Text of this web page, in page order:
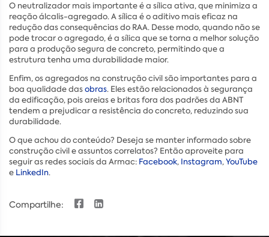
O neutralizador mais importante é a sílica ativa, que minimiza a
reação álcalis-agregado. A sílica é o aditivo mais eficaz na
redução das consequências do RAA. Desse modo, quando não se
pode trocar o agregado, é a sílica que se torna a melhor solução
para a produção segura de concreto, permitindo que a
estrutura tenha uma durabilidade maior.
Enfim, os agregados na construção civil são importantes para a
boa qualidade dasobras. Eles estão relacionados à segurança
da edificação, pois areias e britas fora dos padrões da ABNT
tendem a prejudicar a resistência do concreto, reduzindo sua
durabilidade.
O que achou do conteúdo? Deseja se manter informado sobre
construção civil e assuntos correlatos? Então aproveite para
seguir as redes sociais da Armac: Facebook, Instagram,YouTube
e LinkedIn.
Compartilhe: